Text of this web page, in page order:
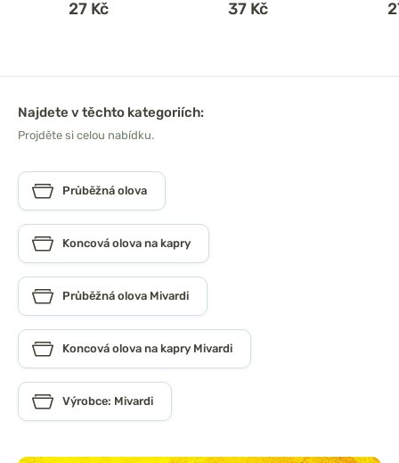
27 Kč 37 Kč
Najdete v těchto kategoriích:
Projděte si celou nabídku.
Průběžná olova
Koncová olova na kapry
Průběžná olova Mivardi
Koncová olova na kapry Mivardi
Výrobce: Mivardi